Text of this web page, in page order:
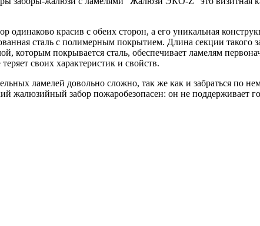
красив с обеих сторон, а его уникальная
сталь с полимерным покрытием. Длина секции
которым покрывается сталь, обеспечивает ламелям
своих характеристик и свойств.
ламелей довольно сложно, так же как и забраться по
жалюзийный забор пожаробезопасен: он не поддерживает